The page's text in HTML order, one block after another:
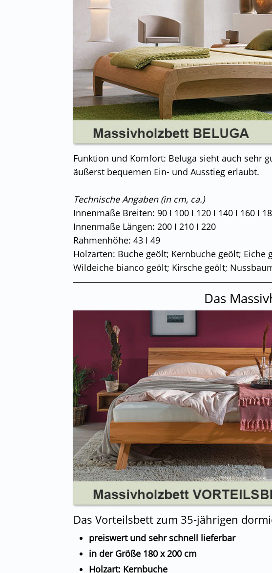
Funktion und Komfort: Beluga sieht auch sehr
äußerst bequemen Ein- und Ausstieg erlaubt.
Technische Angaben (in cm, ca.)
Innenmaße Breiten: 90 ǀ 100 ǀ 120 ǀ 140 ǀ 160 ǀ
Innenmaße Längen: 200 ǀ 210 ǀ 220
Rahmenhöhe: 43 ǀ 49
Holzarten: Buche geölt; Kernbuche geölt;
Wildeiche bianco geölt; Kirsche geölt;
Das
Das Vorteilsbett zum 35-jährigen
preiswert und sehr schnell lieferbar
in der Größe 180 x 200 cm
Holzart: Kernbuche